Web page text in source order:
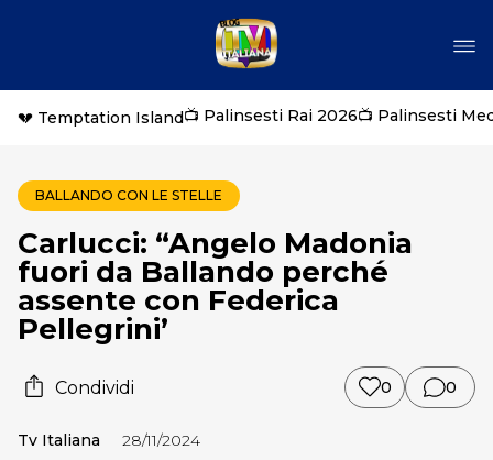
💔 Temptation Island📺 Palinsesti Rai 2026📺 Palinsesti
BALLANDO CON LE STELLE
Carlucci: “Angelo Madonia
fuori da Ballando perché
assente con Federica
Pellegrini’
Condividi 0 0
Tv Italiana 28/11/2024